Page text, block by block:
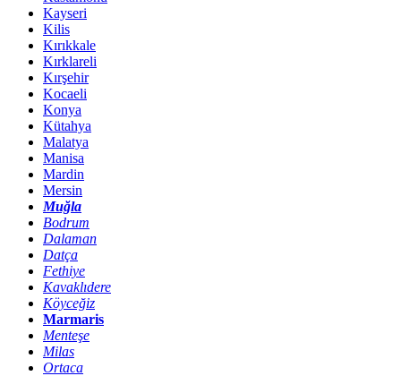
Kayseri
Kilis
Kırıkkale
Kırklareli
Kırşehir
Kocaeli
Konya
Kütahya
Malatya
Manisa
Mardin
Mersin
Muğla
Bodrum
Dalaman
Datça
Fethiye
Kavaklıdere
Köyceğiz
Marmaris
Menteşe
Milas
Ortaca